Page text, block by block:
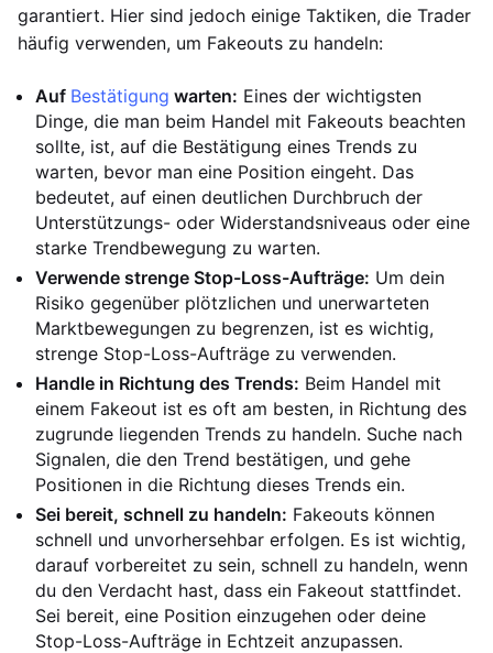
garantiert. Hier sind jedoch einige Taktiken, die Trader
häufig verwenden, um Fakeouts zu handeln:
Auf Bestätigung warten: Eines der wichtigsten
Dinge, die man beim Handel mit Fakeouts beachten
sollte, ist, auf die Bestätigung eines Trends zu
warten, bevor man eine Position eingeht. Das
bedeutet, auf einen deutlichen Durchbruch der
Unterstützungs- oder Widerstandsniveaus oder eine
starke Trendbewegung zu warten.
Verwende strenge Stop-Loss-Aufträge: Um dein
Risiko gegenüber plötzlichen und unerwarteten
Marktbewegungen zu begrenzen, ist es wichtig,
strenge Stop-Loss-Aufträge zu verwenden.
Handle in Richtung des Trends: Beim Handel mit
einem Fakeout ist es oft am besten, in Richtung des
zugrunde liegenden Trends zu handeln. Suche nach
Signalen, die den Trend bestätigen, und gehe
Positionen in die Richtung dieses Trends ein.
Sei bereit, schnell zu handeln: Fakeouts können
schnell und unvorhersehbar erfolgen. Es ist wichtig,
darauf vorbereitet zu sein, schnell zu handeln, wenn
du den Verdacht hast, dass ein Fakeout stattfindet.
Sei bereit, eine Position einzugehen oder deine
Stop-Loss-Aufträge in Echtzeit anzupassen.